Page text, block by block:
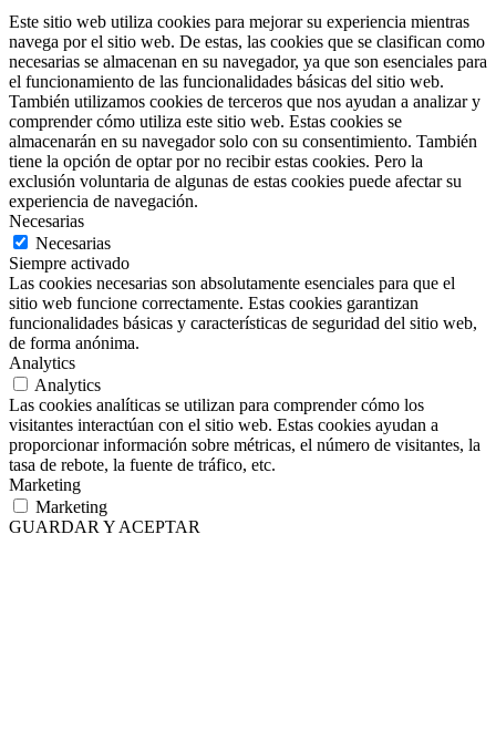
Este sitio web utiliza cookies para mejorar su experiencia mientras
navega por el sitio web. De estas, las cookies que se clasifican como
necesarias se almacenan en su navegador, ya que son esenciales para
el funcionamiento de las funcionalidades básicas del sitio web.
También utilizamos cookies de terceros que nos ayudan a analizar y
comprender cómo utiliza este sitio web. Estas cookies se
almacenarán en su navegador solo con su consentimiento. También
tiene la opción de optar por no recibir estas cookies. Pero la
exclusión voluntaria de algunas de estas cookies puede afectar su
experiencia de navegación.
Necesarias
Necesarias
Siempre activado
Las cookies necesarias son absolutamente esenciales para que el
sitio web funcione correctamente. Estas cookies garantizan
funcionalidades básicas y características de seguridad del sitio web,
de forma anónima.
Analytics
Analytics
Las cookies analíticas se utilizan para comprender cómo los
visitantes interactúan con el sitio web. Estas cookies ayudan a
proporcionar información sobre métricas, el número de visitantes, la
tasa de rebote, la fuente de tráfico, etc.
Marketing
Marketing
GUARDAR Y ACEPTAR